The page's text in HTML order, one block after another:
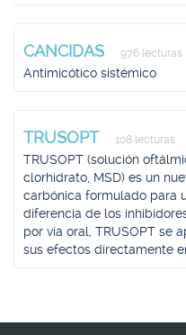
CANCIDAS 976 lecturas
Antimicótico sistémico
TRUSOPT 108 lecturas
TRUSOPT (solución
clorhidrato, MSD) es un
carbónica formulado para
diferencia de los
por vía oral, TRUSOPT se
sus efectos directamente